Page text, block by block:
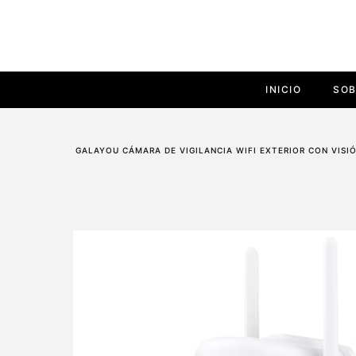
INICIO
GALAYOU CÁMARA DE VIGILANCIA WIFI EXTERIOR CON